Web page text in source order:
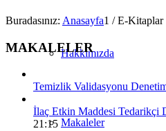
Hakkımızda
Makaleler
Buradasınız: Anasayfa1 / E-Kitaplar
MAKALELER
Temizlik Validasyonu
İlaç Etkin Maddesi Tedarikçi
21:15